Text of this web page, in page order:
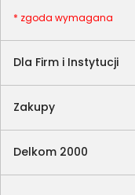
Dla Firm i Instytucji
Zakupy
Delkom 2000
* zgoda wymagana